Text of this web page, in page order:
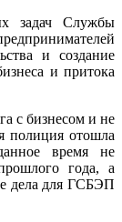
задач Службы
и создание
и притока
с бизнесом и не
полиция отошла
время не
года, а
дела для ГСБЭП